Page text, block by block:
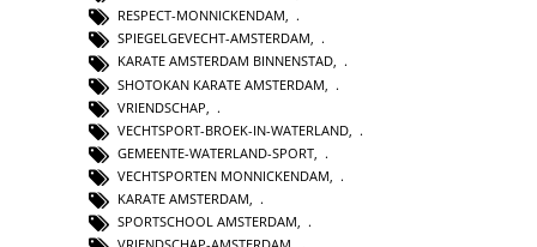
RESPECT-MONNICKENDAM,
SPIEGELGEVECHT-AMSTERDAM,
KARATE AMSTERDAM BINNENSTAD,
SHOTOKAN KARATE AMSTERDAM
VRIENDSCHAP
VECHTSPORT-BROEK-IN-WATERLAND
GEMEENTE-WATERLAND-SPORT
VECHTSPORTEN MONNICKENDAM
KARATE AMSTERDAM
SPORTSCHOOL AMSTERDAM